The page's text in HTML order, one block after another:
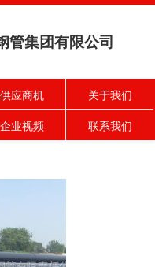
管集团有限公司
供应商机 关于我们
企业视频 联系我们